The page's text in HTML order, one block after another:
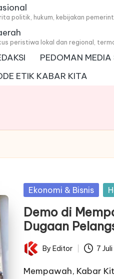
politik, hukum, kebijakan
peristiwa lokal dan regional,
PEDOMAN
ETIK KABAR KITA
Posted
Ekonomi & Bisnis
Demo di
Dugaan
Posted
by
By Editor 7
Mempawah, Kabar